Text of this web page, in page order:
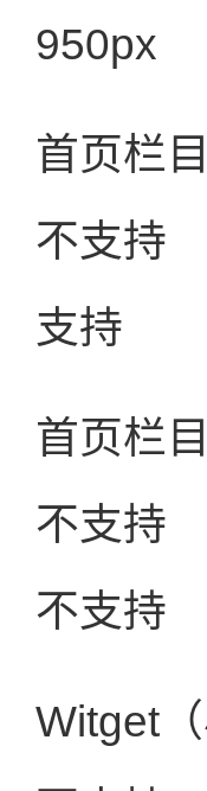
950px
首页栏
不支持
支持
首页栏
不支持
不支持
Witget（